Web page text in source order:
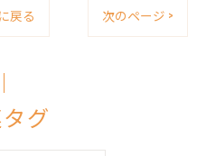
戻る 次のページ >
グ